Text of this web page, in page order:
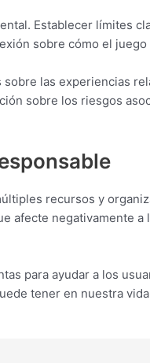
Establecer límites
sobre cómo el
las experiencias
sobre los riesgos
recursos y
negativamente
para ayudar a los
tener en nuestra